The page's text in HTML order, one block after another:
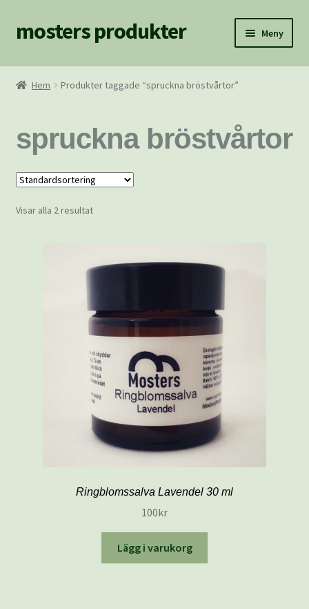
Hoppa
till
Hoppa
till
mosters produkter Meny
Hem
Fraktkostnader
Hem/Blogg
Hitta Mosters Produkter
Naturliga salvor
Välkommen till MOSTERS BUTIK
Hem Produkter taggade “spruckna bröstvårtor”
spruckna bröstvårtor
Visar alla 2 resultat
Ringblomssalva Lavendel 30 ml
100kr
Lägg i varukorg